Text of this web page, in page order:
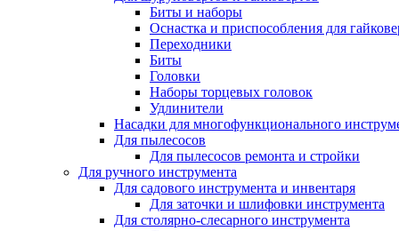
Биты и наборы
Оснастка и приспособления для
Переходники
Биты
Головки
Наборы торцевых головок
Удлинители
Насадки для многофункционального
Для пылесосов
Для пылесосов ремонта и стройки
Для ручного инструмента
Для садового инструмента и инвентаря
Для заточки и шлифовки инструмента
Для столярно-слесарного инструмента